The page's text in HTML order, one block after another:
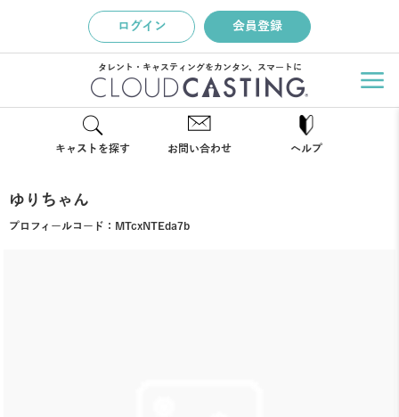
ログイン 会員登録
タレント・キャスティングをカンタン、スマートに
キャストを探す お問い合わせ ヘルプ
ゆりちゃん
プロフィールコード： MTcxNTEda7b